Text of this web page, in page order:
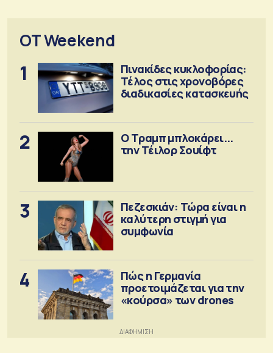
OT Weekend
1
Πινακίδες κυκλοφορίας:
Τέλος στις χρονοβόρες
διαδικασίες κατασκευής
2
Ο Τραμπ μπλοκάρει...
την Τέιλορ Σουίφτ
3
Πεζεσκιάν: Τώρα είναι η
καλύτερη στιγμή για
συμφωνία
4
Πώς η Γερμανία
προετοιμάζεται για την
«κούρσα» των drones